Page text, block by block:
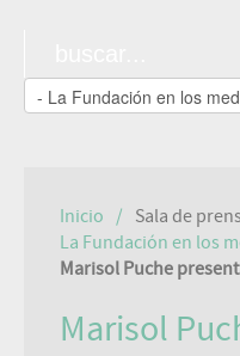
Inicio
Sala de
La Fundación en los
Marisol Puche
Marisol